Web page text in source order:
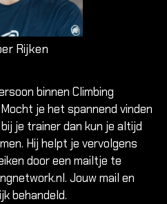
Rijken
binnen Climbing
je het spannend vinden
je trainer dan kun je altijd
Hij helpt je vervolgens
door een mailtje te
Jouw mail en
behandeld.